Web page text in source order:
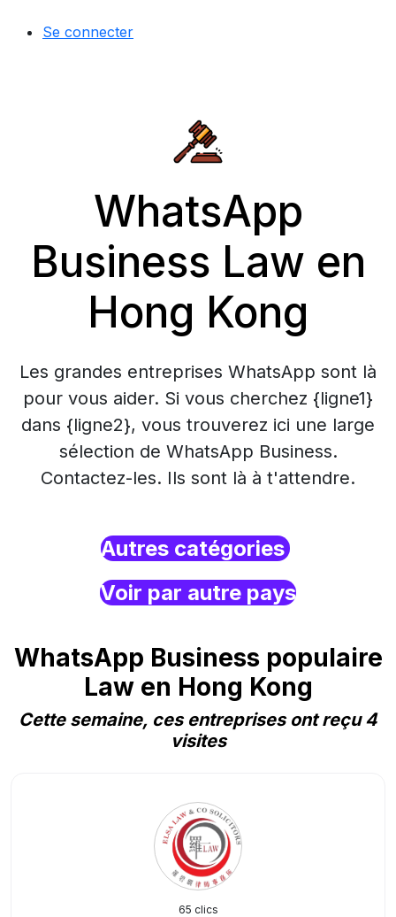
Se connecter
WhatsApp
Business Law en
Hong Kong
Les grandes entreprises WhatsApp sont là
pour vous aider. Si vous cherchez {ligne1}
dans {ligne2}, vous trouverez ici une large
sélection de WhatsApp Business.
Contactez-les. Ils sont là à t'attendre.
Autres catégories
Voir par autre pays
WhatsApp Business populaire
Law en Hong Kong
Cette semaine, ces entreprises ont reçu 4
visites
65 clics